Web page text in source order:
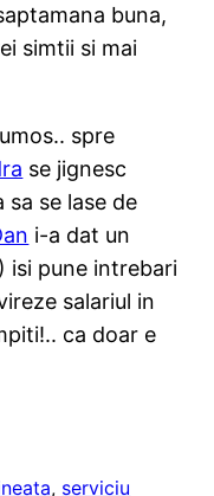
buna,
simtii si mai
spre
se jignesc
se lase de
i-a dat un
) isi pune intrebari
salariul in
ca doar e
, serviciu